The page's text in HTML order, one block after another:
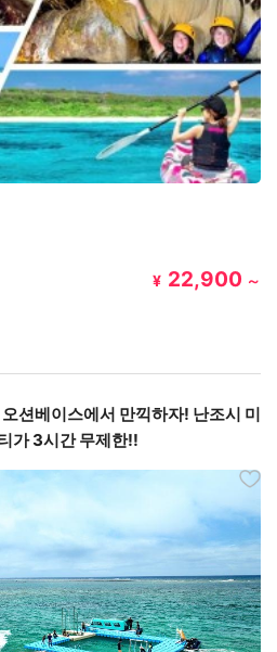
¥ 22,900 ～
오션베이스에서 만끽하자! 난조시 미
가 3시간 무제한!!